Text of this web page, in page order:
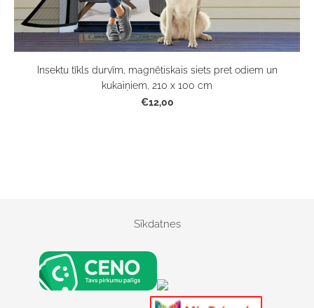
Insektu tīkls durvīm, magnētiskais siets pret odiem un
kukaiņiem, 210 x 100 cm
€12,00
Sīkdatnes